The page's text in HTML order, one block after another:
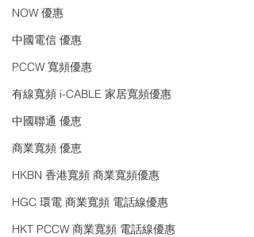
NOW 優惠
中國電信 優惠
PCCW 寬頻優惠
有線寬頻 i-CABLE 家居寬頻優惠
中國聯通 優恵
商業寬頻 優恵
HKBN 香港寬頻 商業寬頻優惠
HGC 環電 商業寬頻 電話線優惠
HKT PCCW 商業寬頻 電話線優惠